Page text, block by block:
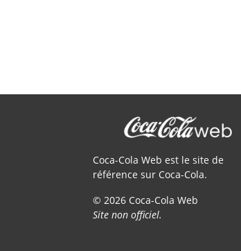
Coca-Cola Web est le site de
référence sur Coca-Cola.
© 2026 Coca-Cola Web
Site non officiel.